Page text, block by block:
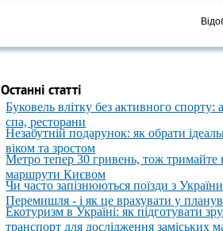
Останні статті
Буковель влітку без активного спорту:
спа, ресторани
Незабутній подарунок: як обрати
віком та зростом
Метро тепер 30 гривень, тож тримайте
маршрути Києвом
Чи часто запізнюються поїзди з
Перемишля - і як це врахувати у
Екотуризм в Україні: як підготувати
транспорт для дослідження заміських